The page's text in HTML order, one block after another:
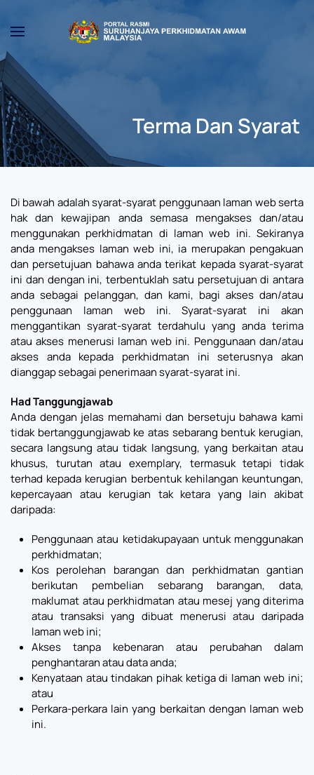
Skip to main content
Terma Dan Syarat
Di bawah adalah syarat-syarat penggunaan laman web serta
hak dan kewajipan anda semasa mengakses dan/atau
menggunakan perkhidmatan di laman web ini. Sekiranya
anda mengakses laman web ini, ia merupakan pengakuan
dan persetujuan bahawa anda terikat kepada syarat-syarat
ini dan dengan ini, terbentuklah satu persetujuan di antara
anda sebagai pelanggan, dan kami, bagi akses dan/atau
penggunaan laman web ini. Syarat-syarat ini akan
menggantikan syarat-syarat terdahulu yang anda terima
atau akses menerusi laman web ini. Penggunaan dan/atau
akses anda kepada perkhidmatan ini seterusnya akan
dianggap sebagai penerimaan syarat-syarat ini.
Had Tanggungjawab
Anda dengan jelas memahami dan bersetuju bahawa kami
tidak bertanggungjawab ke atas sebarang bentuk kerugian,
secara langsung atau tidak langsung, yang berkaitan atau
khusus, turutan atau exemplary, termasuk tetapi tidak
terhad kepada kerugian berbentuk kehilangan keuntungan,
kepercayaan atau kerugian tak ketara yang lain akibat
daripada:
Penggunaan atau ketidakupayaan untuk menggunakan
perkhidmatan;
Kos perolehan barangan dan perkhidmatan gantian
berikutan pembelian sebarang barangan, data,
maklumat atau perkhidmatan atau mesej yang diterima
atau transaksi yang dibuat menerusi atau daripada
laman web ini;
Akses tanpa kebenaran atau perubahan dalam
penghantaran atau data anda;
Kenyataan atau tindakan pihak ketiga di laman web ini;
atau
Perkara-perkara lain yang berkaitan dengan laman web
ini.